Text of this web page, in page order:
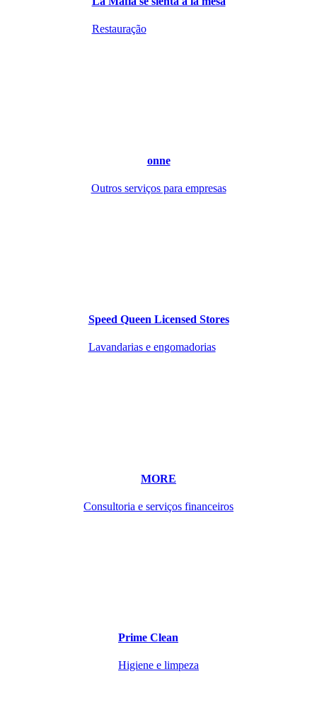
Restauração
onne
Outros serviços para empresas
Speed Queen Licensed Stores
Lavandarias e engomadorias
MORE
Consultoria e serviços financeiros
Prime Clean
Higiene e limpeza